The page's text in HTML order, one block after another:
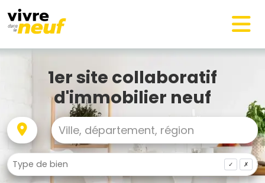
1er site collaboratif
d'immobilier neuf
✓ ✗